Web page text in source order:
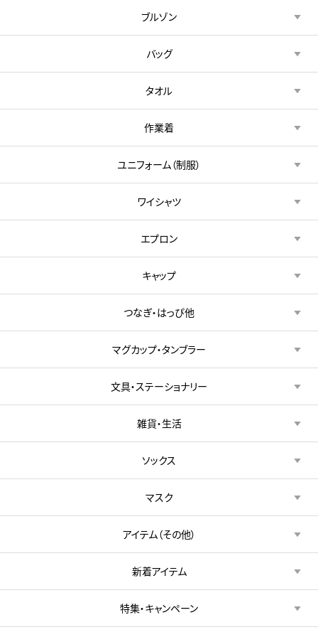
ブルゾン
バッグ
タオル
作業着
ユニフォーム（制服）
ワイシャツ
エプロン
キャップ
つなぎ・はっぴ他
マグカップ・タンブラー
文具・ステーショナリー
雑貨・生活
ソックス
マスク
アイテム（その他）
新着アイテム
特集・キャンペーン